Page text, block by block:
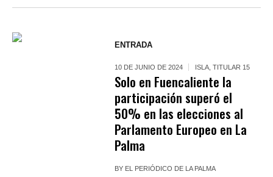
ENTRADA
10 DE JUNIO DE 2024 ISLA ,TITULAR 15
Solo en Fuencaliente la
participación superó el
50% en las elecciones al
Parlamento Europeo en La
Palma
BY EL PERIÓDICO DE LA PALMA